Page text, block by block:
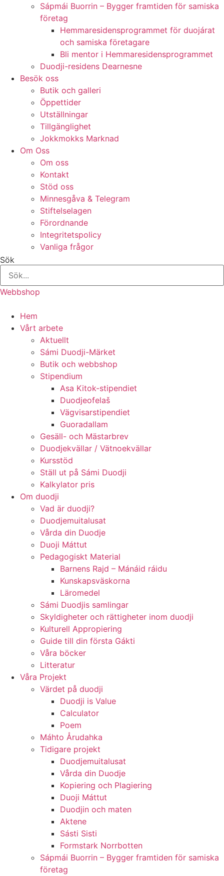
Sápmái Buorrin – Bygger framtiden för samiska
företag
Hemmaresidensprogrammet för duojárat
och samiska företagare​
Bli mentor i Hemmaresidensprogrammet
Duodji-residens Dearnesne
Besök oss
Butik och galleri
Öppettider
Utställningar
Tillgänglighet
Jokkmokks Marknad
Om Oss
Om oss
Kontakt
Stöd oss
Minnesgåva & Telegram
Stiftelselagen
Förordnande
Integritetspolicy
Vanliga frågor
Sök
Webbshop
Hem
Vårt arbete
Aktuellt
Sámi Duodji-Märket
Butik och webbshop
Stipendium
Asa Kitok-stipendiet
Duodjeofelaš
Vägvisarstipendiet
Guoradallam
Gesäll- och Mästarbrev
Duodjekvällar / Vätnoekvällar
Kursstöd
Ställ ut på Sámi Duodji
Kalkylator pris
Om duodji
Vad är duodji?
Duodjemuitalusat
Vårda din Duodje
Duoji Máttut
Pedagogiskt Material
Barnens Rajd – Mánáid ráidu
Kunskapsväskorna
Läromedel
Sámi Duodjis samlingar
Skyldigheter och rättigheter inom duodji
Kulturell Appropiering
Guide till din första Gákti
Våra böcker
Litteratur
Våra Projekt
Värdet på duodji​
Duodji is Value
Calculator
Poem
Máhto Årudahka
Tidigare projekt
Duodjemuitalusat
Vårda din Duodje
Kopiering och Plagiering
Duoji Máttut
Duodjin och maten
Aktene
Sásti Sisti
Formstark Norrbotten
Sápmái Buorrin – Bygger framtiden för samiska
företag